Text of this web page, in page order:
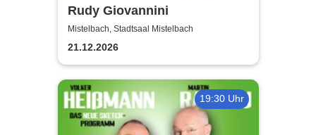
Rudy Giovannini
Mistelbach, Stadtsaal Mistelbach
21.12.2026
19:30 Uhr